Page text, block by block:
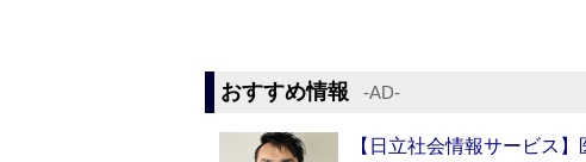
おすすめ情報 ‐AD‐
【日立社会情報サービス